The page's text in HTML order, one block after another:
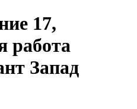
17,
работа
Запад